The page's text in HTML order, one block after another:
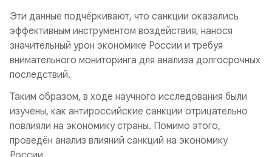
Эти данные подчёркивают, что санкции оказались
эффективным инструментом воздействия, нанося
значительный урон экономике России и требуя
внимательного мониторинга для анализа долгосрочных
последствий.
Таким образом, в ходе научного исследования были
изучены, как антироссийские санкции отрицательно
повлияли на экономику страны. Помимо этого,
проведён анализ влияний санкций на экономику